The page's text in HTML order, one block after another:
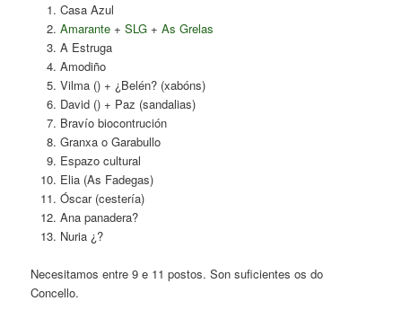
Casa Azul
Amarante+ SLG+ As Grelas
A Estruga
Amodiño
Vilma () + ¿Belén? (xabóns)
David () + Paz (sandalias)
Bravío biocontrución
Granxa o Garabullo
Espazo cultural
Elia (As Fadegas)
Óscar (cestería)
Ana panadera?
Nuria ¿?
Necesitamos entre 9 e 11 postos. Son suficientes os do
Concello.